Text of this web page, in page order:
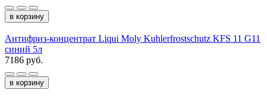
в корзину
Антифриз-концентрат Liqui Moly Kuhlerfrostschutz KFS 11 G11
синий 5л
7186 руб.
в корзину